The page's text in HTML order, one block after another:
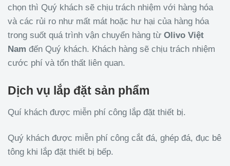
chọn thì Quý khách sẽ chịu trách nhiệm với hàng hóa
và các rủi ro như mất mát hoặc hư hại của hàng hóa
trong suốt quá trình vận chuyển hàng từ Olivo Việt
Nam đến Quý khách. Khách hàng sẽ chịu trách nhiệm
cước phí và tổn thất liên quan.
Dịch vụ lắp đặt sản phẩm
Quí khách được miễn phí công lắp đặt thiết bị.
Quý khách được miễn phí công cắt đá, ghép đá, đục bê
tông khi lắp đặt thiết bị bếp.